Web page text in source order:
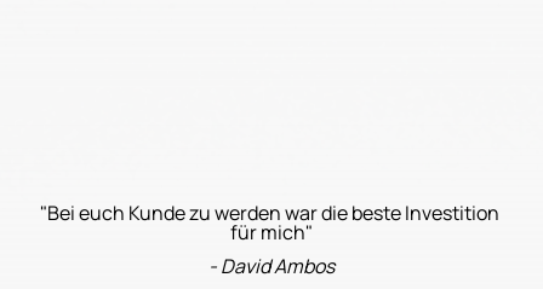
"Bei euch Kunde zu werden war die beste Investition
für mich"
- David Ambos